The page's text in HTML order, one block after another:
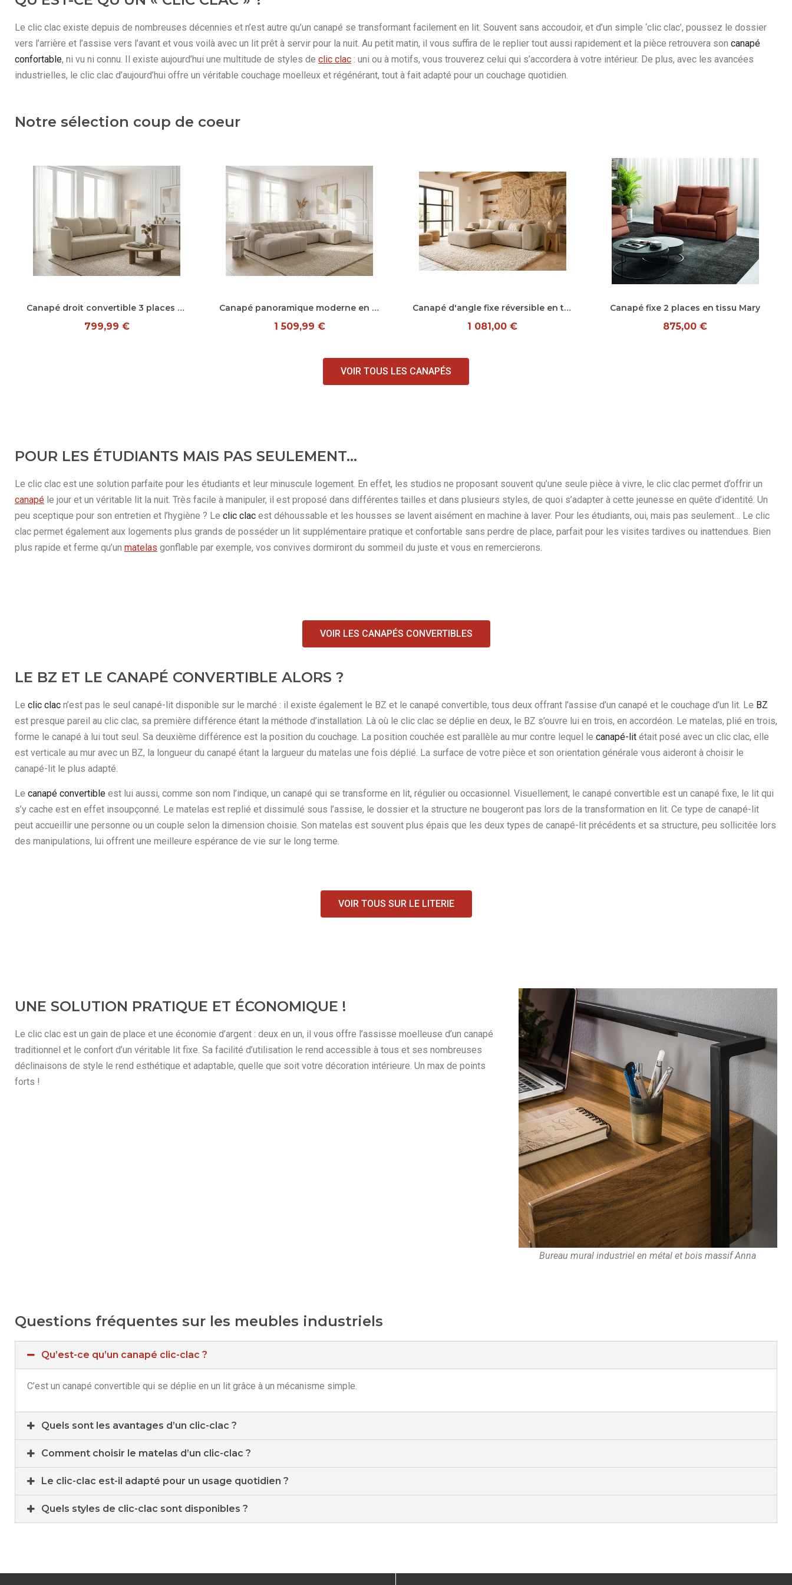
Le clic clac existe depuis de nombreuses décennies et n’est autre qu’un canapé se transformant facilement en lit. Souvent sans accoudoir, et d’un simple ‘clic clac’, poussez le dossier
vers l’arrière et l’assise vers l’avant et vous voilà avec un lit prêt à servir pour la nuit. Au petit matin, il vous suffira de le replier tout aussi rapidement et la pièce retrouvera son canapé
confortable, ni vu ni connu. Il existe aujourd’hui une multitude de styles de clic clac : uni ou à motifs, vous trouverez celui qui s’accordera à votre intérieur. De plus, avec les avancées
industrielles, le clic clac d’aujourd’hui offre un véritable couchage moelleux et régénérant, tout à fait adapté pour un couchage quotidien.
Notre sélection coup de coeur
Aperçu rapide Canapé droit convertible 3 places en tissu Louka
799,99 €
Aperçu rapide Canapé panoramique moderne en tissu Roxie
1 509,99 €
Aperçu rapide Canapé d'angle fixe réversible en tissu jacquard Fredo
1 081,00 €
Aperçu rapide
Canapé fixe 2 places en tissu Mary
875,00 €
VOIR TOUS LES CANAPÉS
POUR LES ÉTUDIANTS MAIS PAS SEULEMENT…
Le clic clac est une solution parfaite pour les étudiants et leur minuscule logement. En effet, les studios ne proposant souvent qu’une seule pièce à vivre, le clic clac permet d’offrir un
canapé le jour et un véritable lit la nuit. Très facile à manipuler, il est proposé dans différentes tailles et dans plusieurs styles, de quoi s’adapter à cette jeunesse en quête d’identité. Un
peu sceptique pour son entretien et l’hygiène ? Le clic clac est déhoussable et les housses se lavent aisément en machine à laver. Pour les étudiants, oui, mais pas seulement… Le clic
clac permet également aux logements plus grands de posséder un lit supplémentaire pratique et confortable sans perdre de place, parfait pour les visites tardives ou inattendues. Bien
plus rapide et ferme qu’un matelas gonflable par exemple, vos convives dormiront du sommeil du juste et vous en remercierons.
VOIR LES CANAPÉS CONVERTIBLES
LE BZ ET LE CANAPÉ CONVERTIBLE ALORS ?
Le clic clac n’est pas le seul canapé-lit disponible sur le marché : il existe également le BZ et le canapé convertible, tous deux offrant l’assise d’un canapé et le couchage d’un lit. Le BZ
est presque pareil au clic clac, sa première différence étant la méthode d’installation. Là où le clic clac se déplie en deux, le BZ s’ouvre lui en trois, en accordéon. Le matelas, plié en trois,
forme le canapé à lui tout seul. Sa deuxième différence est la position du couchage. La position couchée est parallèle au mur contre lequel le canapé-lit était posé avec un clic clac, elle
est verticale au mur avec un BZ, la longueur du canapé étant la largueur du matelas une fois déplié. La surface de votre pièce et son orientation générale vous aideront à choisir le
canapé-lit le plus adapté.
Le canapé convertible est lui aussi, comme son nom l’indique, un canapé qui se transforme en lit, régulier ou occasionnel. Visuellement, le canapé convertible est un canapé fixe, le lit qui
s’y cache est en effet insoupçonné. Le matelas est replié et dissimulé sous l’assise, le dossier et la structure ne bougeront pas lors de la transformation en lit. Ce type de canapé-lit
peut accueillir une personne ou un couple selon la dimension choisie. Son matelas est souvent plus épais que les deux types de canapé-lit précédents et sa structure, peu sollicitée lors
des manipulations, lui offrent une meilleure espérance de vie sur le long terme.
VOIR TOUS SUR LE LITERIE
UNE SOLUTION PRATIQUE ET ÉCONOMIQUE !
Le clic clac est un gain de place et une économie d’argent : deux en un, il vous offre l’assisse moelleuse d’un canapé
traditionnel et le confort d’un véritable lit fixe. Sa facilité d’utilisation le rend accessible à tous et ses nombreuses
déclinaisons de style le rend esthétique et adaptable, quelle que soit votre décoration intérieure. Un max de points
forts !
Bureau mural industriel en métal et bois massif Anna
Questions fréquentes sur les meubles industriels
Qu’est-ce qu’un canapé clic-clac ?
C’est un canapé convertible qui se déplie en un lit grâce à un mécanisme simple.
Quels sont les avantages d’un clic-clac ?
Comment choisir le matelas d’un clic-clac ?
Le clic-clac est-il adapté pour un usage quotidien ?
Quels styles de clic-clac sont disponibles ?